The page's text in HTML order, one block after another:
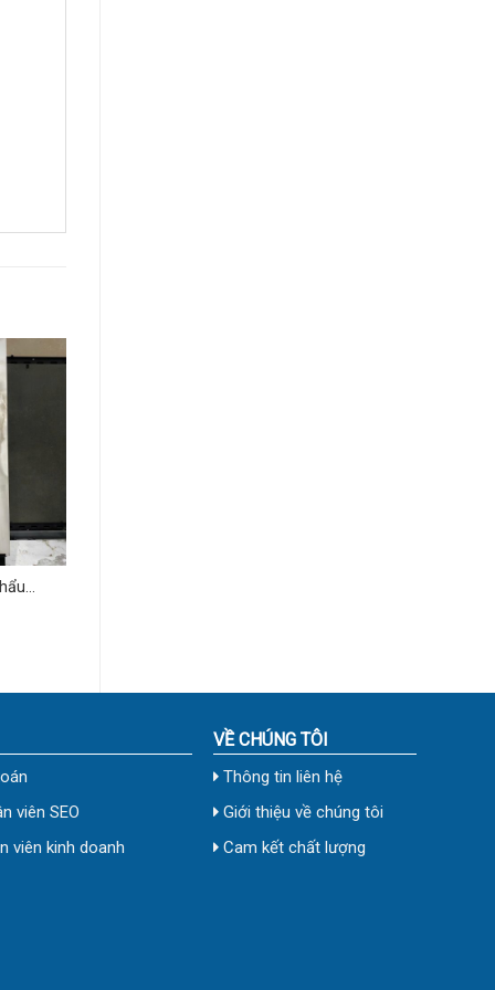
viên SEO
viên kinh doanh
VỀ CHÚNG TÔI
Thông tin liên hệ
Giới thiệu về chúng tôi
Cam kết chất lượng